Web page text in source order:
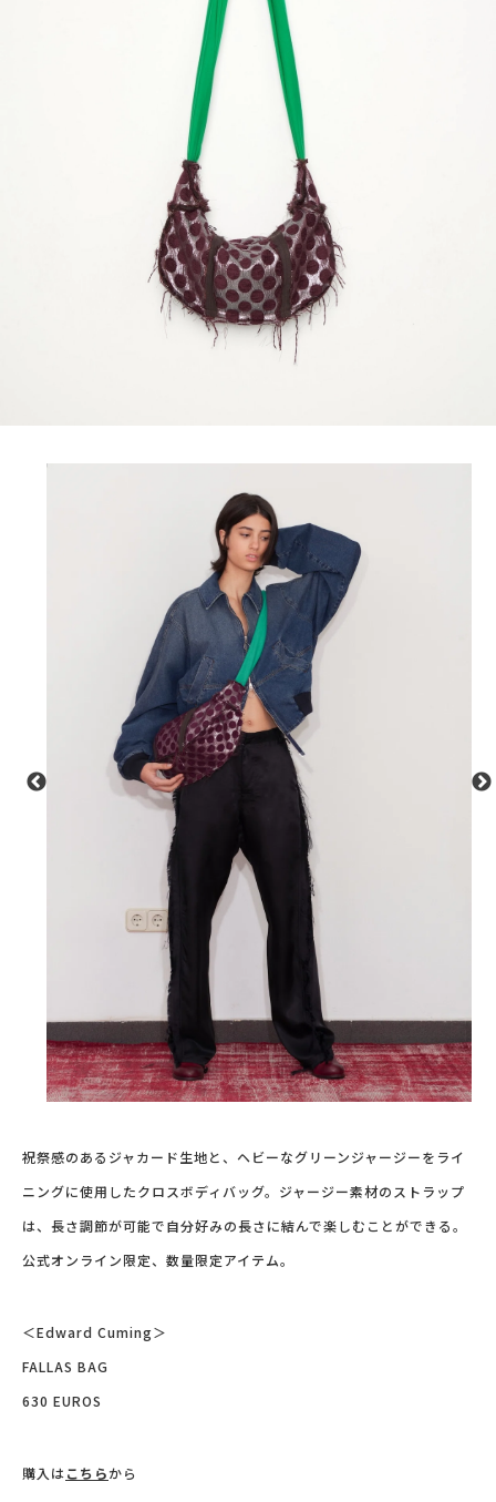
祝祭感のあるジャカード生地と、ヘビーなグリーンジャージーをライ
ニングに使用したクロスボディバッグ。ジャージー素材のストラップ
は、長さ調節が可能で自分好みの長さに結んで楽しむことができる。
公式オンライン限定、数量限定アイテム。
＜Edward Cuming＞
FALLAS BAG
630 EUROS
購入はこちらから